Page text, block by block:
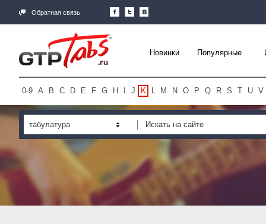
Обратная связь
Новинки Популярные
0-9 A B C D E F G H J K L M N O P Q R S T U V
табулатура